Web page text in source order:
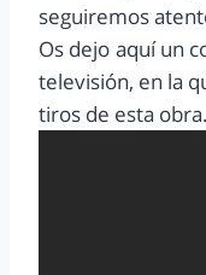
seguiremos
Os dejo aquí un
televisión, en la
tiros de esta obra.